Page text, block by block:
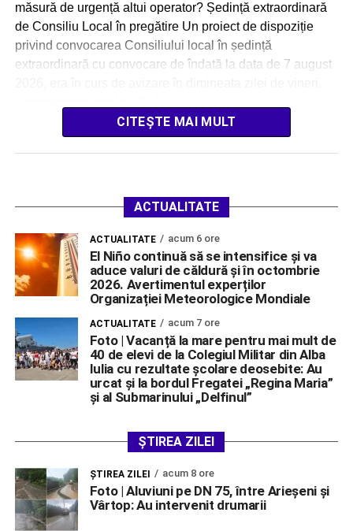
măsură de urgență altui operator? Ședință extraordinară
de Consiliu Local în pregătire Un proiect de dispoziție
privind convocarea Consiliului local în ședință
extraordinară cu convocare de îndată la data de 7 august
CITEȘTE MAI MULT
ACTUALITATE
ACTUALITATE acum 6 ore
El Niño continuă să se intensifice și va
aduce valuri de căldură și în octombrie
2026. Avertimentul experților
Organizației Meteorologice Mondiale
ACTUALITATE acum 7 ore
Foto | Vacanță la mare pentru mai mult de
40 de elevi de la Colegiul Militar din Alba
Iulia cu rezultate școlare deosebite: Au
urcat și la bordul Fregatei „Regina Maria”
și al Submarinului „Delfinul”
ȘTIREA ZILEI
ŞTIREA ZILEI acum 8 ore
Foto | Aluviuni pe DN 75, între Arieșeni și
Vârtop: Au intervenit drumarii